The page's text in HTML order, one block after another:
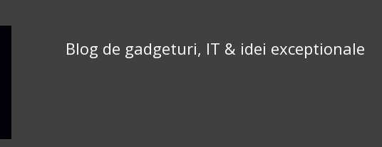
TechnoReport.ro
Blog de gadgeturi, IT & idei exceptionale